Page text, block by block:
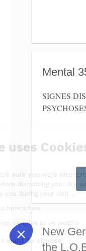
Mental
SIGNES
New
the
Our website
We waited until we
content on the site
consent to accompany
We respect your privacy,
No, thanks